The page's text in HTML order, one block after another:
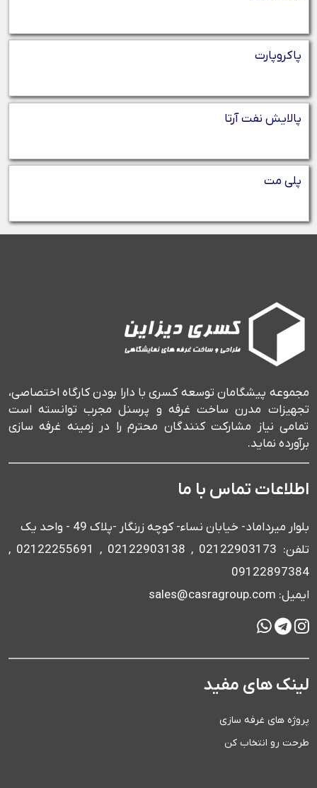
پاکروپارت
پالایش نفت آرتا
پلی مت
مجموعه پیشگامان توسعه کسری با دارا بودن کارگاه اختصاصی،
تجهیزات مدرن ساخت غرفه و پرسنل مجرب توانسته است
تمامی نیاز مشارکت کنندگان محترم را در زمینه غرفه سازی
برآورده نماید.
اطلاعات تماس با ما
بلوار میرداماد- خیابان نساء- کوچه زرنگار -پلاک 49 - واحد یک
تلفن: 02122903173 , 02122903138 , 02122255691 ,
09122897384
ایمیل: sales@casragroup.com
لینک های مفید
پروژه های غرفه سازی
طرحت رو انتخاب کن